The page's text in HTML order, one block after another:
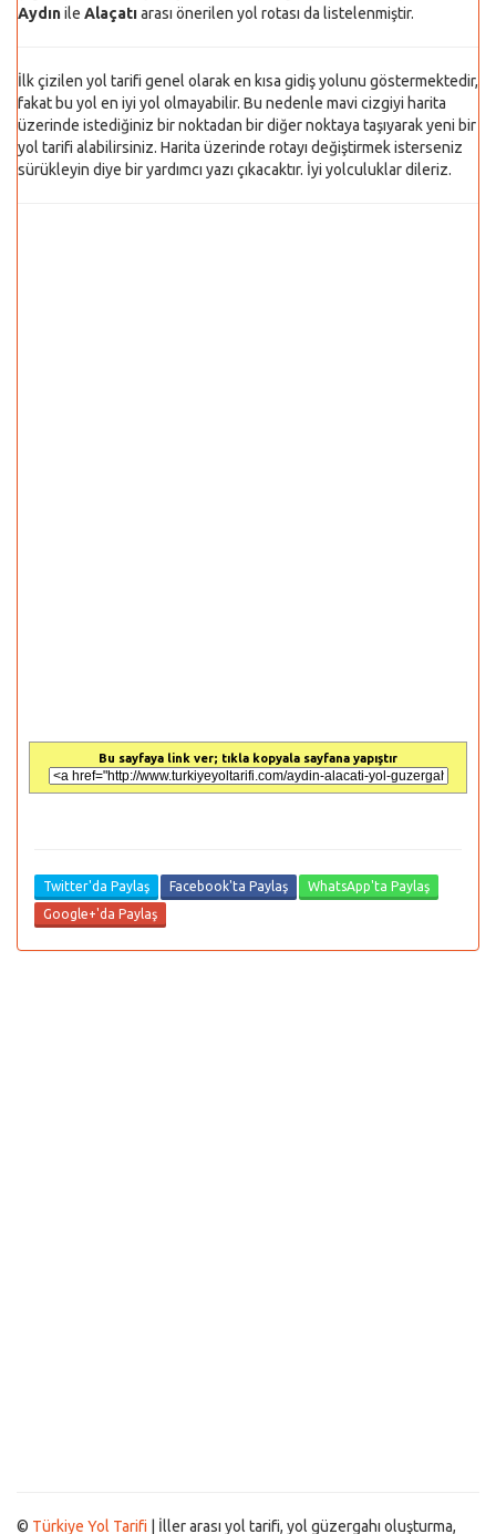
Aydınile Alaçatıarası önerilen yol rotası da listelenmiştir.
İlk çizilen yol tarifi genel olarak en kısa gidiş yolunu göstermektedir,
fakat bu yol en iyi yol olmayabilir. Bu nedenle mavi cizgiyi harita
üzerinde istediğiniz bir noktadan bir diğer noktaya taşıyarak yeni bir
yol tarifi alabilirsiniz. Harita üzerinde rotayı değiştirmek isterseniz
sürükleyin diye bir yardımcı yazı çıkacaktır. İyi yolculuklar dileriz.
Bu sayfaya link ver; tıkla kopyala sayfana yapıştır
Twitter'da Paylaş Facebook'ta Paylaş
WhatsApp'ta Paylaş
Google+'da Paylaş
© Türkiye Yol Tarifi | İller arası yol tarifi, yol güzergahı oluşturma,